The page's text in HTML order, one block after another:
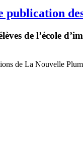
publication
de l’école
de La Nouvelle